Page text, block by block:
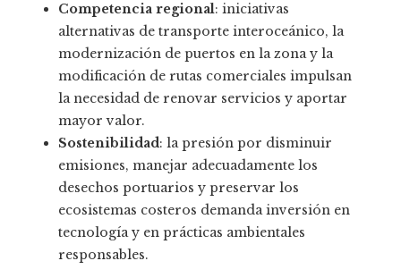
Competencia regional: iniciativas
alternativas de transporte interoceánico, la
modernización de puertos en la zona y la
modificación de rutas comerciales impulsan
la necesidad de renovar servicios y aportar
mayor valor.
Sostenibilidad: la presión por disminuir
emisiones, manejar adecuadamente los
desechos portuarios y preservar los
ecosistemas costeros demanda inversión en
tecnología y en prácticas ambientales
responsables.